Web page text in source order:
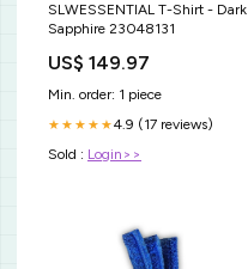
SLWESSENTIAL T-Shirt - Dark
Sapphire 23048131
US$ 149.97
Min. order: 1 piece
★★★★★4.9 (17 reviews)
Sold : Login>>